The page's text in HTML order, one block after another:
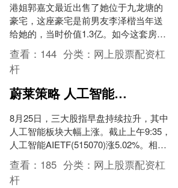
港姐郭嘉文最近出售了她位于九龙塘的
豪宅，这座豪宅是前男友李泽楷当年送
给她的，当时价值1.3亿。如今这套房产
以超过7800万的价格售出，虽然有所亏
损，但对郭嘉文来....
查看： 144 分类： 网上股票配资杠
杆
蔚莱策略 人工智能产业正推动AI软件渗透率进一步提升，人工智能AIETF（515070）涨502%
8月25日，三大股指早盘持续拉升，其中
人工智能板块大幅上涨。截止上午9:35，
人工智能AIETF(515070)涨5.02%。相关
成分股中，中科曙光涨10.00....
查看： 185 分类： 网上股票配资杠
杆